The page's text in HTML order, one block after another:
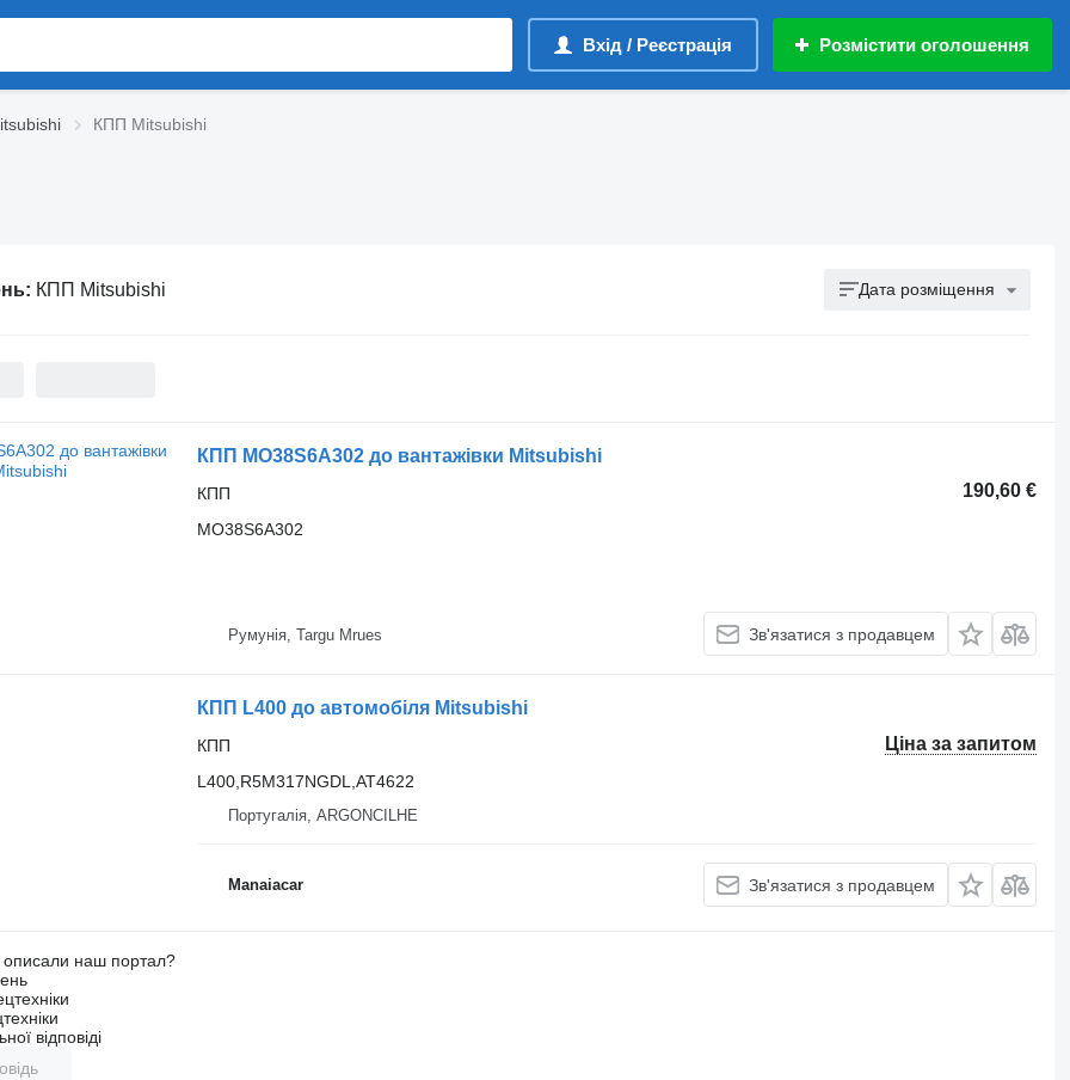
Вхід / Реєстрація Розмістити оголошення
КПП Mitsubishi
КПП Mitsubishi Дата розміщення
КПП MO38S6A302 до вантажівки Mitsubishi
190,60 €
КПП
MO38S6A302
Румунія, Targu Mrues Зв'язатися з продавцем
КПП L400 до автомобіля Mitsubishi
Ціна за запитом
КПП
L400,R5M317NGDL,AT4622
Португалія, ARGONCILHE
Manaiacar Зв'язатися з продавцем
описали наш портал?
відповіді